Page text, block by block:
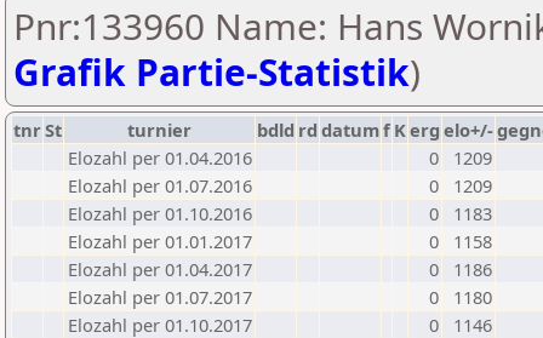
Pnr:133960 Name: Hans
Grafik Partie-Statistik)
tnrSt turnier bdld rd datumf Kerg elo+/-
Elozahl per 01.04.2016
0
1209
Elozahl per 01.07.2016
0
1209
Elozahl per 01.10.2016
0
1183
Elozahl per 01.01.2017
0
1158
Elozahl per 01.04.2017
0
1186
Elozahl per 01.07.2017
0
1180
Elozahl per 01.10.2017
0
1146